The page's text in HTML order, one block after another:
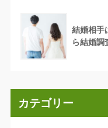
結婚相手
ら結婚調
カテゴリー